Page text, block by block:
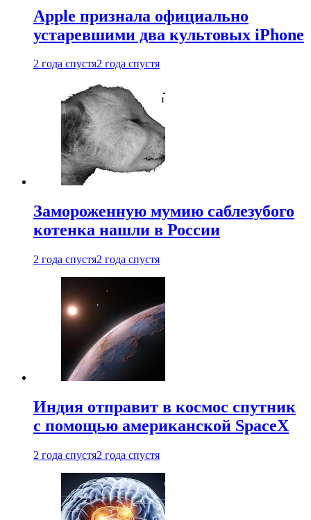
Apple признала официально
устаревшими два культовых iPhone
2 года спустя2 года спустя
Замороженную мумию саблезубого
котенка нашли в России
2 года спустя2 года спустя
Индия отправит в космос спутник
с помощью американской SpaceX
2 года спустя2 года спустя